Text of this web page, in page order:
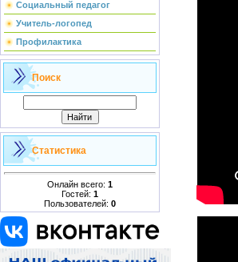
Социальный педагог
Учитель-логопед
Профилактика
Поиск
Статистика
Онлайн всего: 1
Гостей: 1
Пользователей: 0